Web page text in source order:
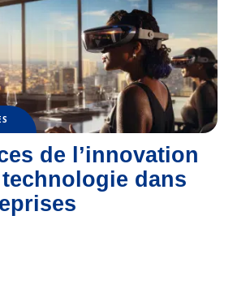
de l’innovation
dans